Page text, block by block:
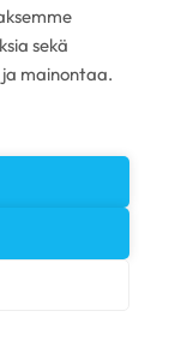
sekä
mainontaa.